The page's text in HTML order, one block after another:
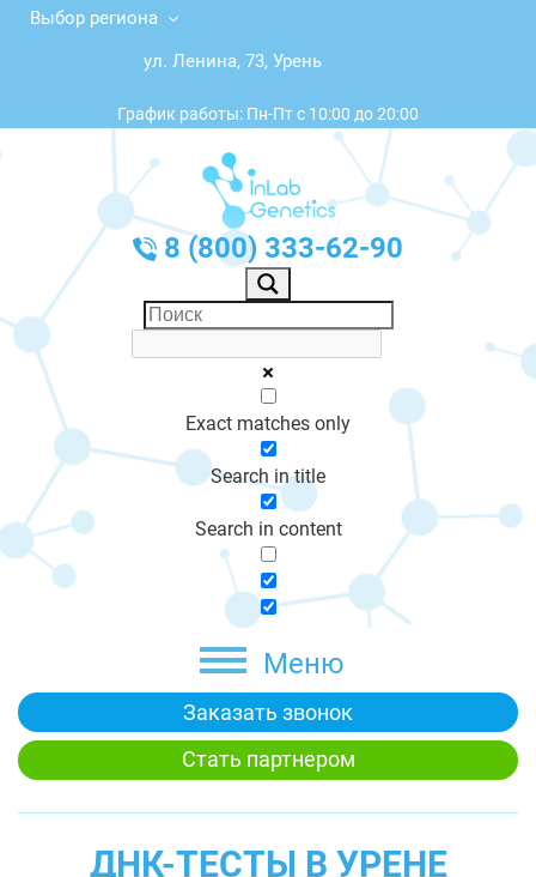
Выбор региона
ул. Ленина, 73, Урень
График работы: Пн-Пт с 10:00 до 20:00
8 (800) 333-62-90
Exact matches only
Search in title
Search in content
Меню
Заказать звонок
Стать партнером
ДНК-ТЕСТЫ В УРЕНЕ